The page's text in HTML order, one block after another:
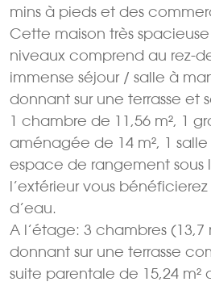
mins à pieds et des
Cette maison très
niveaux comprend au rez-
immense séjour / salle à
donnant sur une terrasse et
1 chambre de 11,56 m², 1
aménagée de 14 m², 1
espace de rangement sous
l’extérieur vous
d’eau.
A l’étage: 3 chambres (13,7
donnant sur une terrasse
suite parentale de 15,24 m²